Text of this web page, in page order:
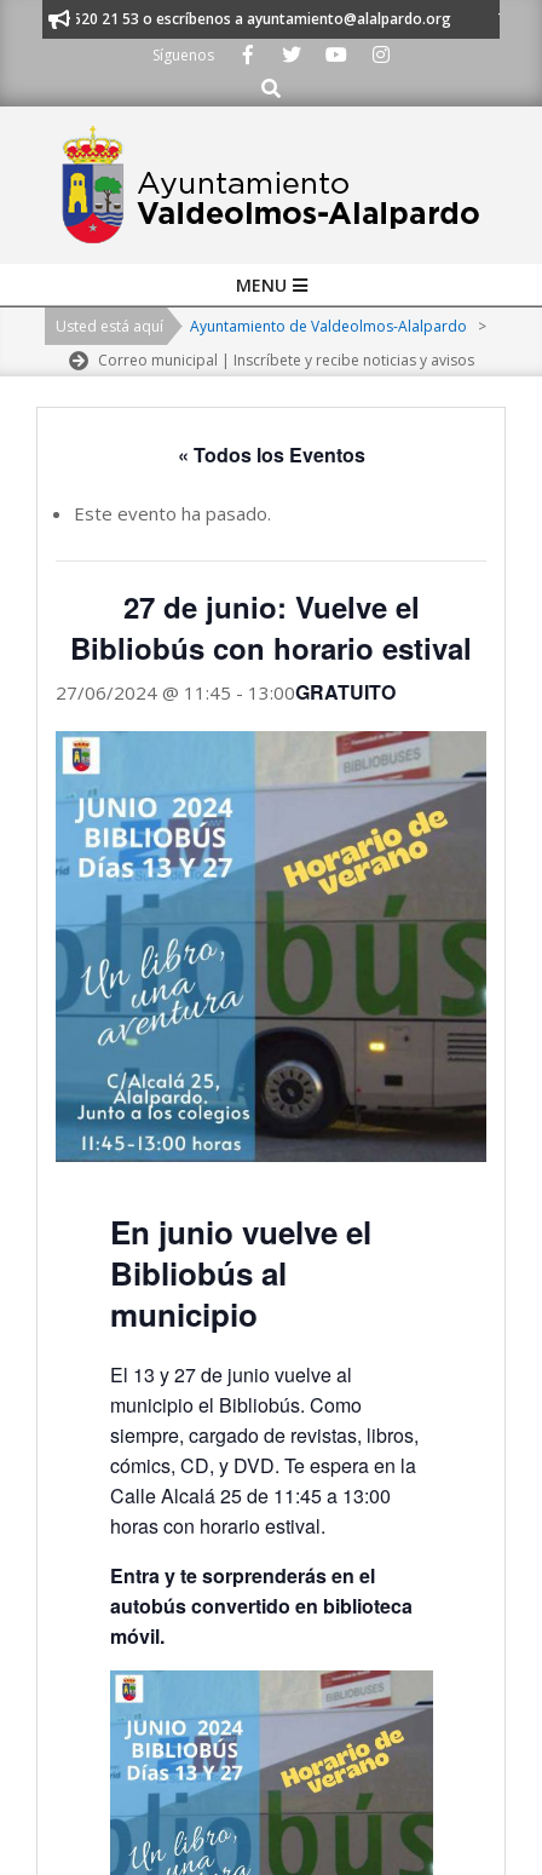
al 91 620 21 53 o escríbenos a ayuntamiento@alalpardo.org
TE
Síguenos
Buscar
Navigation
MENU
Usted está aquí Ayuntamiento de Valdeolmos-Alalpardo
>
Correo municipal | Inscríbete y recibe noticias y avisos
« Todos los Eventos
Este evento ha pasado.
27 de junio: Vuelve el
Bibliobús con horario estival
27/06/2024 @ 11:45 - 13:00GRATUITO
En junio vuelve el
Bibliobús al
municipio
El 13 y 27 de junio vuelve al
municipio el Bibliobús. Como
siempre, cargado de revistas, libros,
cómics, CD, y DVD. Te espera en la
Calle Alcalá 25 de 11:45 a 13:00
horas con horario estival.
Entra y te sorprenderás en el
autobús convertido en biblioteca
móvil.